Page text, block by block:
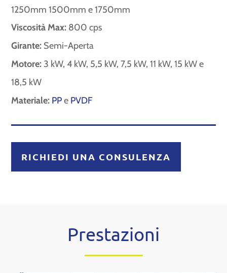
1250mm 1500mm e 1750mm
Viscosità Max: 800 cps
Girante: Semi-Aperta
Motore: 3 kW, 4 kW, 5,5 kW, 7,5 kW, 11 kW, 15 kW e
18,5 kW
Materiale: PPe PVDF
RICHIEDI UNA CONSULENZA
Prestazioni